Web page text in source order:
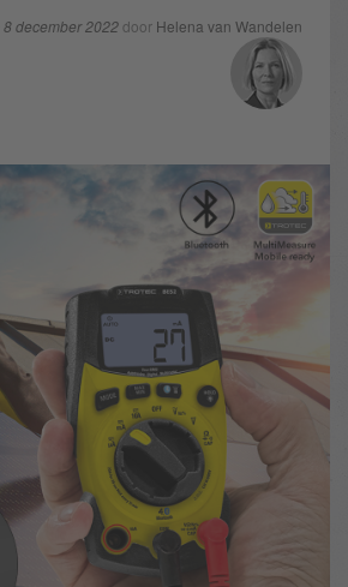
8 december 2022door Helena van Wandelen